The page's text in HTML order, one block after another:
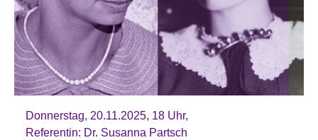
Donnerstag, 20.11.2025, 18 Uhr,
Referentin: Dr. Susanna Partsch